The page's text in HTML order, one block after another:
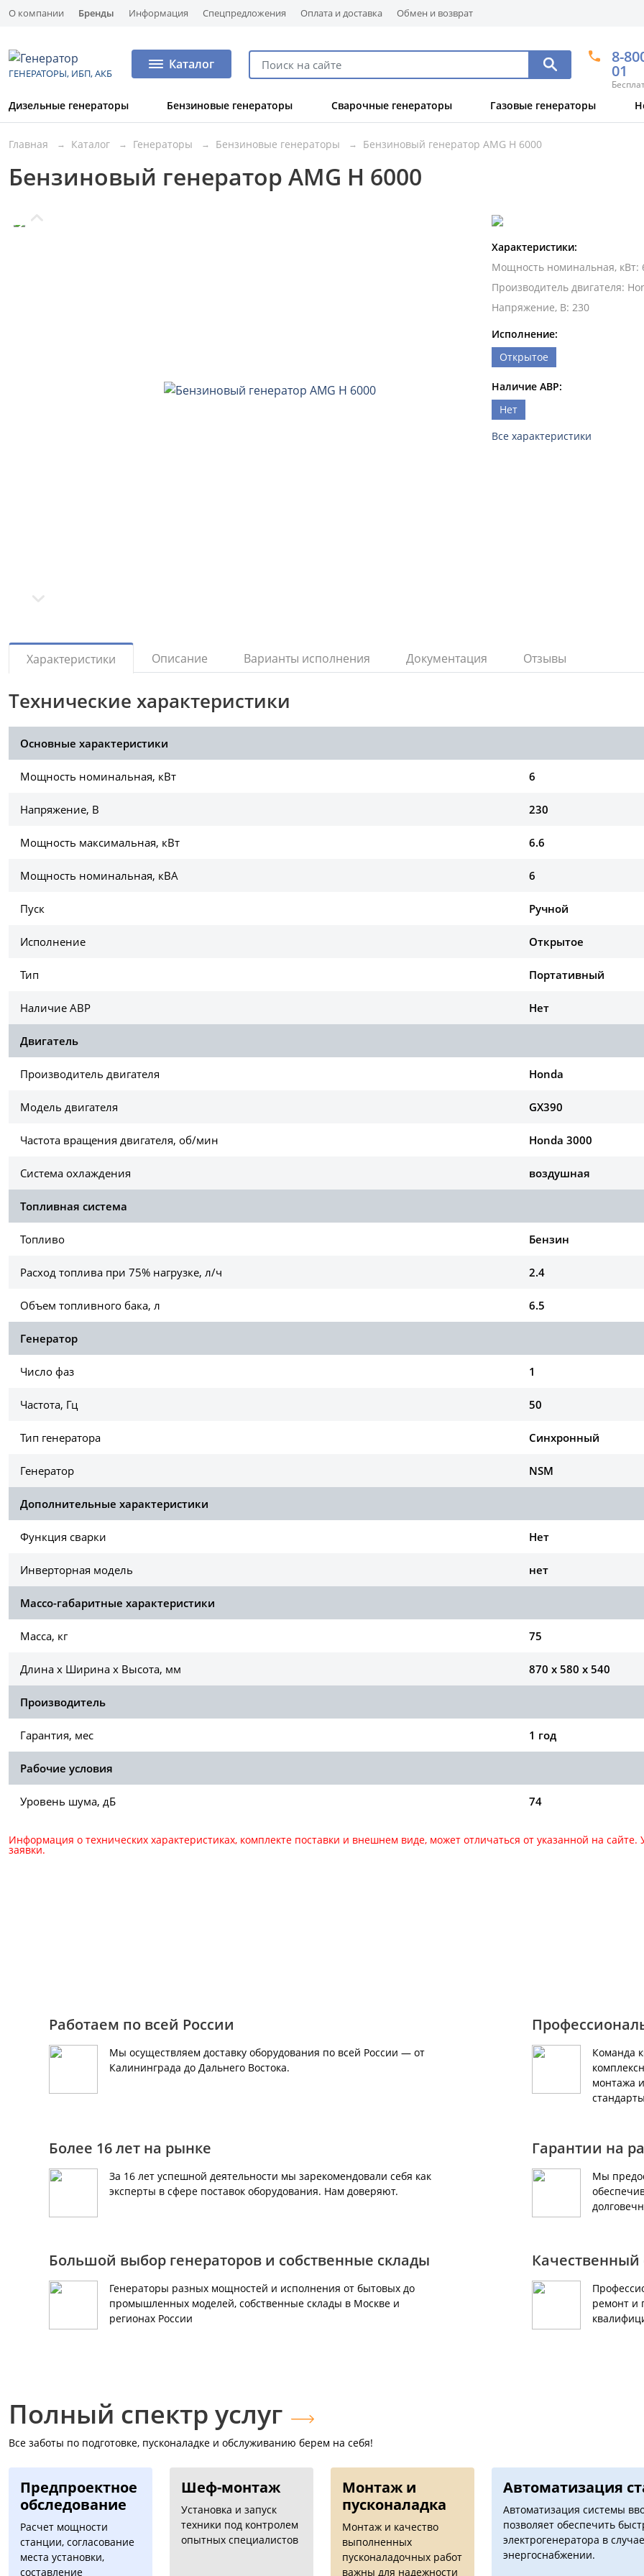
О компании Бренды Информация Спецпредложения Оплата и доставка Обмен и возврат
ГЕНЕРАТОРЫ, ИБП, АКБ
Каталог 8-
01
Дизельные генераторы Бензиновые генераторы Сварочные генераторы Газовые генераторы
Главная Каталог Генераторы Бензиновые генераторы Бензиновый генератор AMG H 6000
Бензиновый генератор AMG H 6000
Характеристики:
Мощность номинальная, кВт:
Производитель двигателя:
Напряжение, В: 230
Исполнение:
Открытое
Наличие АВР:
Нет
Все характеристики
Характеристики Описание Варианты исполнения Документация Отзывы
Технические характеристики
Основные характеристики
Мощность номинальная, кВт 6
Напряжение, В 230
Мощность максимальная, кВт 6.6
Мощность номинальная, кВА 6
Пуск Ручной
Исполнение Открытое
Тип Портативный
Наличие АВР Нет
Двигатель
Производитель двигателя Honda
Модель двигателя GX390
Частота вращения двигателя, об/мин Honda 3000
Система охлаждения воздушная
Топливная система
Топливо Бензин
Расход топлива при 75% нагрузке, л/ч 2.4
Объем топливного бака, л 6.5
Генератор
Число фаз 1
Частота, Гц 50
Тип генератора Синхронный
Генератор NSM
Дополнительные характеристики
Функция сварки Нет
Инверторная модель нет
Массо-габаритные характеристики
Масса, кг 75
Длина х Ширина х Высота, мм 870 x 580 x 540
Производитель
Гарантия, мес 1 год
Рабочие условия
Уровень шума, дБ 74
Информация о технических характеристиках, комплекте поставки и внешнем виде, может отличаться от указанной на
заявки.
Работаем по всей России
Мы осуществляем доставку оборудования по всей России — от
Калининграда до Дальнего Востока.
Команда
монтажа
Более 16 лет на рынке
За 16 лет успешной деятельности мы зарекомендовали себя как
эксперты в сфере поставок оборудования. Нам доверяют.
Гарантии на
Мы
Большой выбор генераторов и собственные склады
Генераторы разных мощностей и исполнения от бытовых до
промышленных моделей, собственные склады в Москве и
регионах России
Качественный
ремонт и
Полный спектр услуг
Все заботы по подготовке, пусконаладке и обслуживанию берем на себя!
Предпроектное
обследование
Расчет мощности
станции, согласование
места установки,
составление
Шеф-монтаж
Установка и запуск
техники под контролем
опытных специалистов
Монтаж и
пусконаладка
Монтаж и качество
выполненных
пусконаладочных работ
важны для надежности
Автоматизация
Автоматизация системы
позволяет обеспечить
электрогенератора в
энергоснабжении.